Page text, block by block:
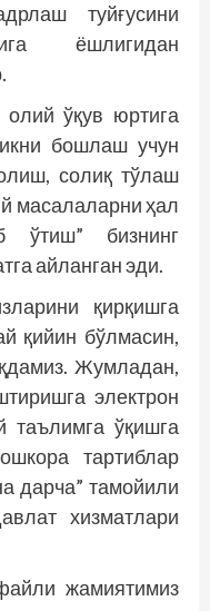
туйғусини
ёшлигидан
ўқув юртига
бошлаш учун
солиқ тўлаш
масалаларни ҳал
ўтиш” бизнинг
айланган эди.
қирқишга
қийин бўлмасин,
Жумладан,
электрон
таълимга ўқишга
тартиблар
дарча” тамойили
хизматлари
жамиятимиз